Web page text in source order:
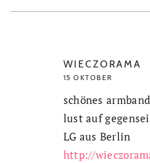
WIECZORAMA
15 OKTOBER
schönes
lust auf
LG aus Berlin
http://